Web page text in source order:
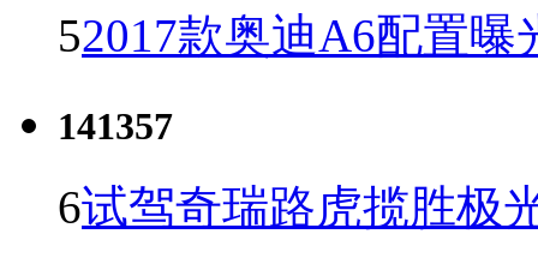
52017款奥迪A6配置曝
141357
6试驾奇瑞路虎揽胜极